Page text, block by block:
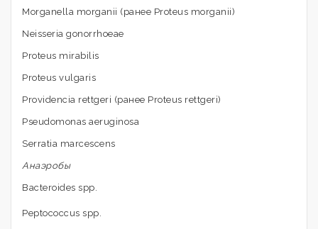
Morganella morganii (ранее Proteus morganii)
Neisseria gonorrhoeae
Proteus mirabilis
Proteus vulgaris
Providencia rettgeri (ранее Proteus rettgeri)
Pseudomonas aeruginosa
Serratia marcescens
Анаэробы
Bacteroides spp.
Peptococcus spp.